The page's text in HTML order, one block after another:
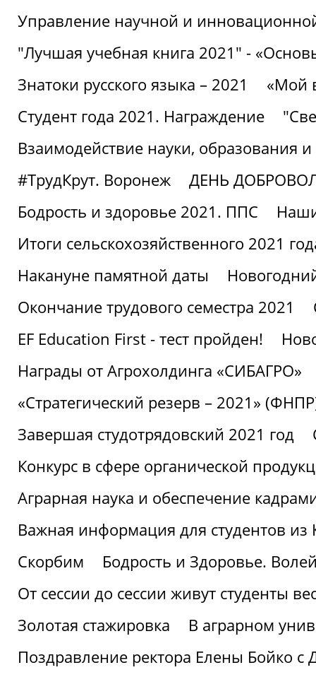
Управление научной и
"Лучшая учебная книга 2021" -
Знатоки русского языка – 2021
«Мой
Студент года 2021. Награждение
Взаимодействие науки, образования и
#ТрудКрут. Воронеж
ДЕНЬ
Бодрость и здоровье 2021. ППС
Итоги сельскохозяйственного 2021
Накануне памятной даты
Окончание трудового семестра 2021
EF Education First - тест пройден!
Награды от Агрохолдинга «СИБАГРО»
«Стратегический резерв – 2021»
Завершая студотрядовский 2021 год
Конкурс в сфере органической
Аграрная наука и обеспечение
Важная информация для студентов из
Скорбим
Бодрость и Здоровье.
От сессии до сессии живут студенты
Золотая стажировка
В аграрном
Поздравление ректора Елены Бойко с